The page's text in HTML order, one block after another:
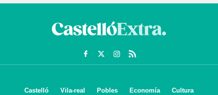
Castelló Vila-real Pobles Economía
Cultura